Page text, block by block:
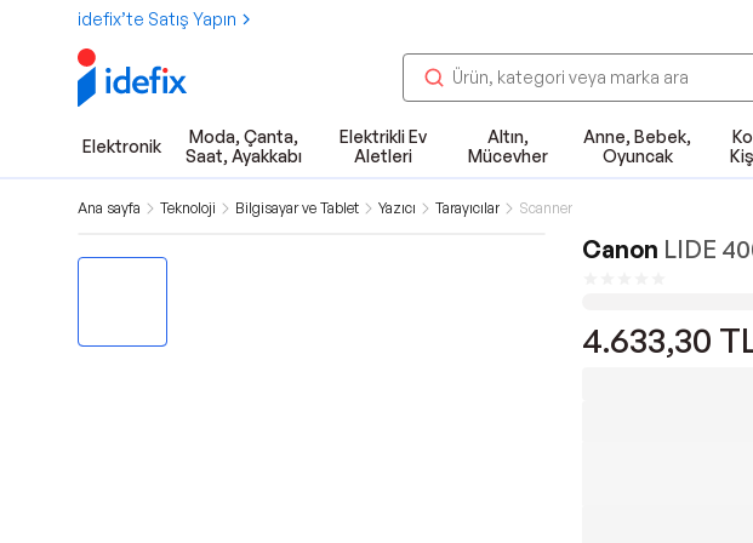
idefix’te Satış Yapın
Elektronik
Moda, Çanta,
Saat, Ayakkabı
Elektrikli Ev
Aletleri
Altın,
Mücevher
Anne, Bebek,
Oyuncak
Ana sayfa Teknoloji Bilgisayar ve Tablet Yazıcı Tarayıcılar Scanner
Canon LIDE
4.633,30